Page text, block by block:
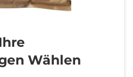
Wählen